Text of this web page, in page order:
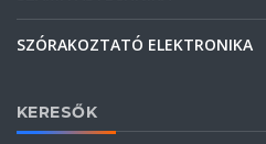
SZÓRAKOZTATÓ ELEKTRONIKA
KERESŐK